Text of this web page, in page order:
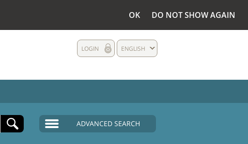
OK DO NOT SHOW AGAIN
ENGLISH
LOGIN
ADVANCED SEARCH